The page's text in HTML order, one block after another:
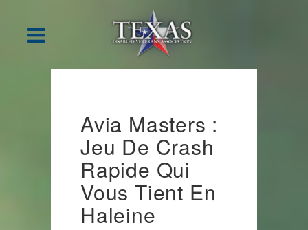
Avia Masters :
Jeu De Crash
Rapide Qui
Vous Tient En
Haleine